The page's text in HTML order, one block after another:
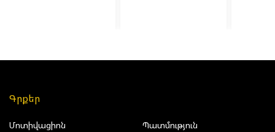
Գրքեր
Մոտիվացիոն
Պատմություն